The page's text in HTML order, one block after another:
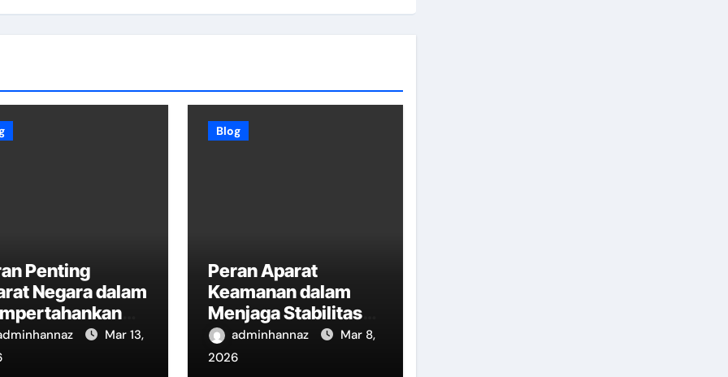
Penting
Negara dalam
Mar 13,
Blog
Peran Aparat
Keamanan dalam
Menjaga Stabilitas
Negara
adminhannaz
Mar 8,
2026